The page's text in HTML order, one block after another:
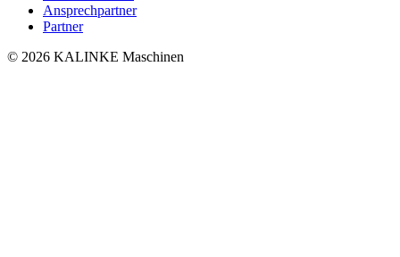
Ansprechpartner
Partner
© 2026 KALINKE Maschinen